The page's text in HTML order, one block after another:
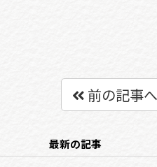
前の記事へ
最新の記事